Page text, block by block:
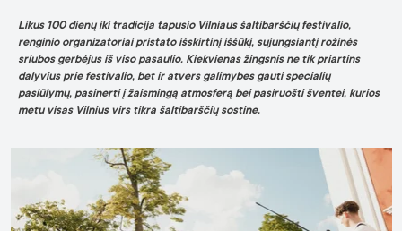
Likus 100 dienų iki tradicija tapusio Vilniaus šaltibarščių festivalio,
renginio organizatoriai pristato išskirtinį iššūkį, sujungsiantį rožinės
sriubos gerbėjus iš viso pasaulio. Kiekvienas žingsnis ne tik priartins
dalyvius prie festivalio, bet ir atvers galimybes gauti specialių
pasiūlymų, pasinerti į žaismingą atmosferą bei pasiruošti šventei, kurios
metu visas Vilnius virs tikra šaltibarščių sostine.